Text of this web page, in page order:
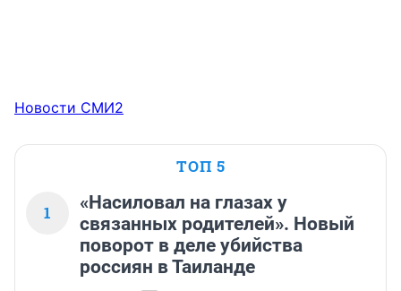
Новости СМИ2
ТОП 5
1
«Насиловал на глазах у
связанных родителей». Новый
поворот в деле убийства
россиян в Таиланде